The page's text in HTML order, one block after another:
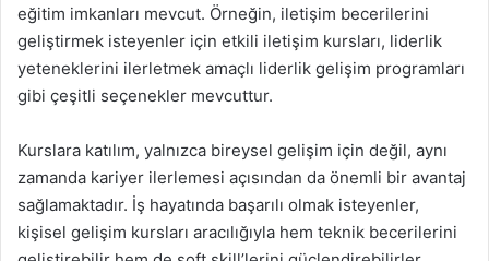
eğitim imkanları mevcut. Örneğin, iletişim becerilerini
geliştirmek isteyenler için etkili iletişim kursları, liderlik
yeteneklerini ilerletmek amaçlı liderlik gelişim programları
gibi çeşitli seçenekler mevcuttur.
Kurslara katılım, yalnızca bireysel gelişim için değil, aynı
zamanda kariyer ilerlemesi açısından da önemli bir avantaj
sağlamaktadır. İş hayatında başarılı olmak isteyenler,
kişisel gelişim kursları aracılığıyla hem teknik becerilerini